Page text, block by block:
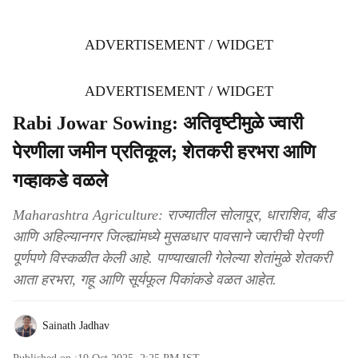
ADVERTISEMENT / WIDGET
ADVERTISEMENT / WIDGET
Rabi Jowar Sowing: अतिवृष्टीमुळे ज्वारी
पेरणीला जमीन प्रतिकूल; शेतकरी हरभरा आणि
गव्हाकडे वळले
Maharashtra Agriculture: राज्यातील सोलापूर, धाराशिव, बीड
आणि अहिल्यानगर जिल्ह्यांमध्ये मुसळधार पावसाने ज्वारीची पेरणी
पूर्णपणे विस्कळीत केली आहे. पाण्याखाली गेलेल्या शेतांमुळे शेतकरी
आता हरभरा, गहू आणि सूर्यफूल पिकांकडे वळत आहेत.
Sainath Jadhav